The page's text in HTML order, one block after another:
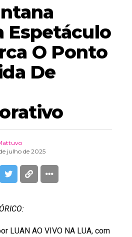
Espetáculo
O Ponto
De
julho de 2025
LUAN AO VIVO NA LUA, com